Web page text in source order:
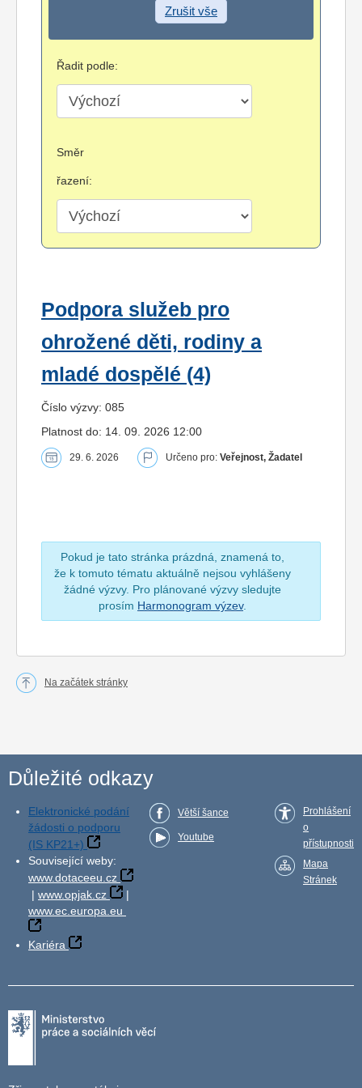
Zrušit vše
Řadit podle:
Směr
řazení:
Podpora služeb pro
ohrožené děti, rodiny a
mladé dospělé (4)
Číslo výzvy: 085
Platnost do: 14. 09. 2026 12:00
29. 6. 2026 Určeno pro: Veřejnost, Žadatel
Pokud je tato stránka prázdná, znamená to,
že k tomuto tématu aktuálně nejsou vyhlášeny
žádné výzvy. Pro plánované výzvy sledujte
prosím Harmonogram výzev.
Na začátek stránky
Důležité odkazy
Elektronické podání
žádosti o podporu
(IS KP21+)
Související weby:
www.dotaceeu.cz
| www.opjak.cz
|
www.ec.europa.eu
Kariéra
Větší šance
Youtube
Prohlášení
o
přístupnosti
Mapa
Stránek